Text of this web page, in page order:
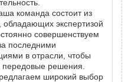
команда состоит из
экспертизой
совершенствуем
последними
в отрасли, чтобы
решения.
широкий выбор